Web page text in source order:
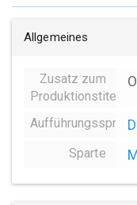
Allgemeines
Zusatz zum
Produktionstitel
Sparte